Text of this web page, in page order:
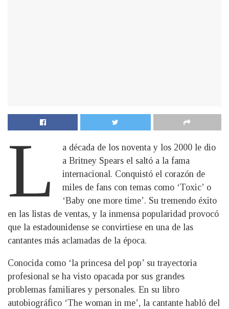
L
a década de los noventa y los 2000 le dio
a Britney Spears el saltó a la fama
internacional. Conquistó el corazón de
miles de fans con temas como ‘Toxic’ o
‘Baby one more time’. Su tremendo éxito
en las listas de ventas, y la inmensa popularidad provocó
que la estadounidense se convirtiese en una de las
cantantes más aclamadas de la época.
Conocida como ‘la princesa del pop’ su trayectoria
profesional se ha visto opacada por sus grandes
problemas familiares y personales. En su libro
autobiográfico ‘The woman in me’, la cantante habló del